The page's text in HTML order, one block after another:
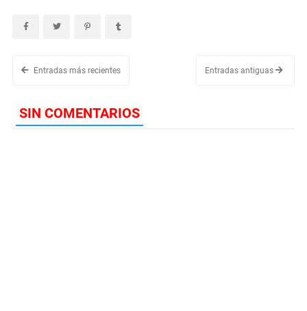
Entradas más recientes Entradas antiguas
SIN COMENTARIOS